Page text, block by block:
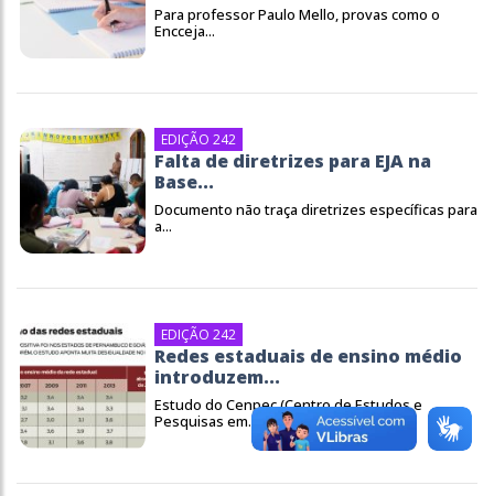
Para professor Paulo Mello, provas como o
Encceja...
EDIÇÃO 242
Falta de diretrizes para EJA na
Base...
Documento não traça diretrizes específicas para
a...
EDIÇÃO 242
Redes estaduais de ensino médio
introduzem...
Estudo do Cenpec (Centro de Estudos e
Pesquisas em...